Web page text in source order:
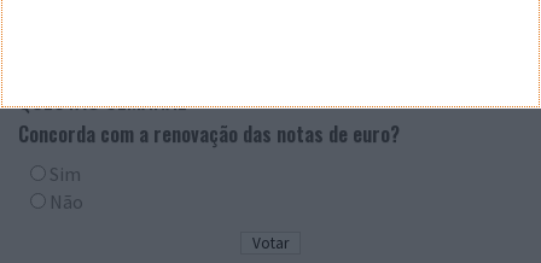
QUESTÃO SEMANAL
Concorda com a renovação das notas de euro?
Sim
Não